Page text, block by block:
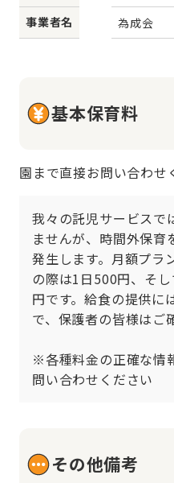
事業者名
為成会
基本保育料
園まで直接お問い合わせ
我々の託児サービスで
ませんが、時間外保育
発生します。月額プラ
の際は1日500円、そ
円です。給食の提供に
で、保護者の皆様はご
※各種料金の正確な情
問い合わせください
その他備考